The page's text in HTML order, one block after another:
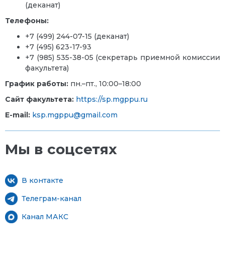
(деканат)
Телефоны:
+7 (499) 244-07-15 (деканат)
+7 (495) 623-17-93
+7 (985) 535-38-05 (секретарь приемной комиссии
факультета)
График работы: пн.–пт., 10:00–18:00
Сайт факультета: https://sp.mgppu.ru
E-mail: ksp.mgppu@gmail.com
Мы в соцсетях
В контакте
Телеграм-канал
Канал МАКС